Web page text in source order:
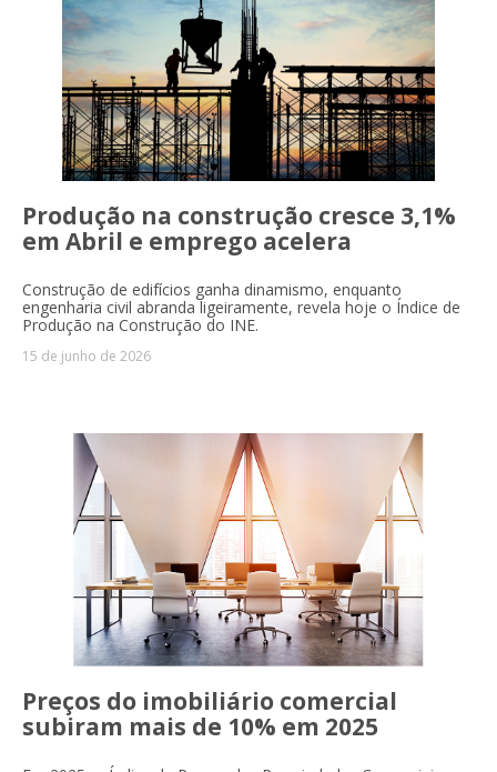
Produção na construção cresce 3,1%
em Abril e emprego acelera
Construção de edifícios ganha dinamismo, enquanto
engenharia civil abranda ligeiramente, revela hoje o Índice de
Produção na Construção do INE.
15 de junho de 2026
Preços do imobiliário comercial
subiram mais de 10% em 2025